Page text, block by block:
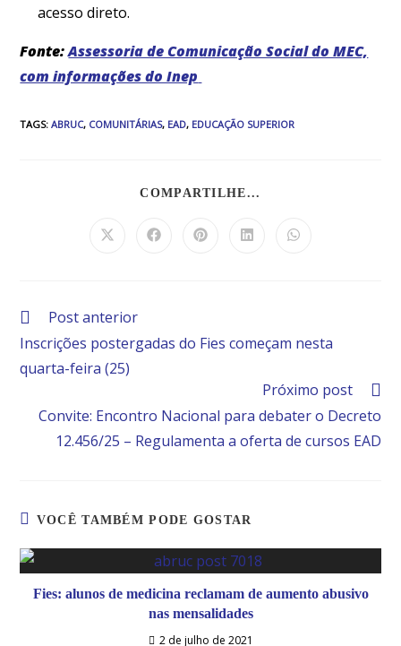
acesso direto.
Fonte:Assessoria de Comunicação Social do MEC,
com informações do Inep
TAGS:ABRUC, COMUNITÁRIAS, EAD, EDUCAÇÃO SUPERIOR
COMPARTILHE...
Post anterior
Inscrições postergadas do Fies começam nesta
quarta-feira (25)
Próximo post
Convite: Encontro Nacional para debater o Decreto
12.456/25 – Regulamenta a oferta de cursos EAD
VOCÊ TAMBÉM PODE GOSTAR
Fies: alunos de medicina reclamam de aumento abusivo
nas mensalidades
2 de julho de 2021